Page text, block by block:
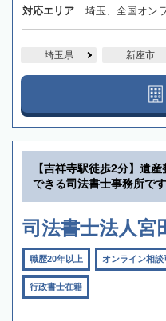
対応エリア 埼玉、全国オン
埼玉県 新座市
【吉祥寺駅徒歩2分】遺
できる司法書士事務所です
司法書士法人宮
職歴20年以上 オンライン相談
行政書士在籍